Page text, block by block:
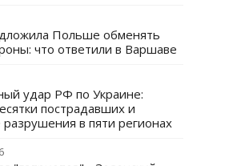
Польше обменять
что ответили в Варшаве
удар РФ по Украине:
пострадавших и
в пяти регионах